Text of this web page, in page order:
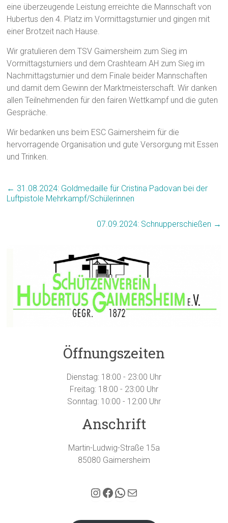
eine überzeugende Leistung erreichte die Mannschaft von
Hubertus den 4. Platz im Vormittagsturnier und gingen mit
einer Brotzeit nach Hause.
Wir gratulieren dem TSV Gaimersheim zum Sieg im
Vormittagsturniers und dem Crashteam AH zum Sieg im
Nachmittagsturnier und dem Finale beider Mannschaften
und damit dem Gewinn der Marktmeisterschaft. Wir danken
allen Teilnehmenden für den fairen Wettkampf und die guten
Gespräche.
Wir bedanken uns beim ESC Gaimersheim für die
hervorragende Organisation und gute Versorgung mit Essen
und Trinken.
← 31.08.2024: Goldmedaille für Cristina Padovan bei der
Luftpistole Mehrkampf/Schülerinnen
07.09.2024: Schnupperschießen →
Öffnungszeiten
Dienstag: 18:00 - 23:00 Uhr
Freitag: 18:00 - 23:00 Uhr
Sonntag: 10:00 - 12:00 Uhr
Anschrift
Martin-Ludwig-Straße 15a
85080 Gaimersheim
Hubertus Gaimersheim auf Instagram
Facebook
WhatsApp
E-Mail